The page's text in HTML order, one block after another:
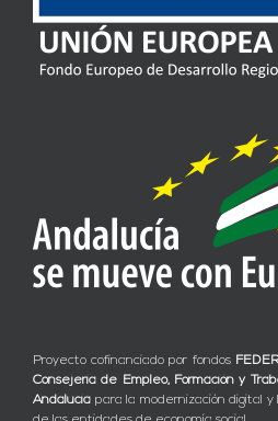
Proyecto cofinanciado por fondos FEDER
Consejería de Empleo, Formación y
Andalucía para la modernización digital